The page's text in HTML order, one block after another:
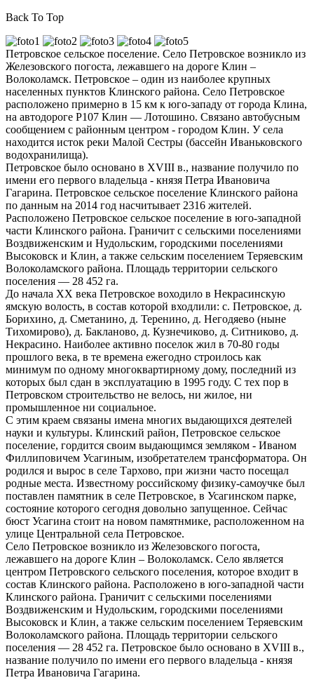
Back To Top
Петровское сельское поселение. Село Петровское возникло из
Железовского погоста, лежавшего на дороге Клин –
Волоколамск. Петровское – один из наиболее крупных
населенных пунктов Клинского района. Село Петровское
расположено примерно в 15 км к юго-западу от города Клина,
на автодороге Р107 Клин — Лотошино. Связано автобусным
сообщением с районным центром - городом Клин. У села
находится исток реки Малой Сестры (бассейн Иваньковского
водохранилища).
Петровское было основано в XVIII в., название получило по
имени его первого владельца - князя Петра Ивановича
Гагарина. Петровское сельское поселение Клинского района
по данным на 2014 год насчитывает 2316 жителей.
Расположено Петровское сельское поселение в юго-западной
части Клинского района. Граничит с сельскими поселениями
Воздвиженским и Нудольским, городскими поселениями
Высоковск и Клин, а также сельским поселением Теряевским
Волоколамского района. Площадь территории сельского
поселения — 28 452 га.
До начала ХХ века Петровское воходило в Некрасинскую
ямскую волость, в состав которой входлили: с. Петровское, д.
Борихино, д. Сметанино, д. Теренино, д. Негодяево (ныне
Тихомирово), д. Бакланово, д. Кузнечиково, д. Ситниково, д.
Некрасино. Наиболее активно поселок жил в 70-80 годы
прошлого века, в те времена ежегодно строилось как
минимум по одному многоквартирному дому, последний из
которых был сдан в эксплуатацию в 1995 году. С тех пор в
Петровском строительство не велось, ни жилое, ни
промышленное ни социальное.
С этим краем связаны имена многих выдающихся деятелей
науки и культуры. Клинский район, Петровское сельское
поселение, гордится своим выдающимся земляком - Иваном
Филлиповичем Усагиным, изобретателем трансформатора. Он
родился и вырос в селе Тархово, при жизни часто посещал
родные места. Известному российскому физику-самоучке был
поставлен памятник в селе Петровское, в Усагинском парке,
состояние которого сегодня довольно запущенное. Сейчас
бюст Усагина стоит на новом памятнмике, расположенном на
улице Центральной села Петровское.
Село Петровское возникло из Железовского погоста,
лежавшего на дороге Клин – Волоколамск. Село является
центром Петровского сельского поселения, которое входит в
состав Клинского района. Расположено в юго-западной части
Клинского района. Граничит с сельскими поселениями
Воздвиженским и Нудольским, городскими поселениями
Высоковск и Клин, а также сельским поселением Теряевским
Волоколамского района. Площадь территории сельского
поселения — 28 452 га. Петровское было основано в XVIII в.,
название получило по имени его первого владельца - князя
Петра Ивановича Гагарина.